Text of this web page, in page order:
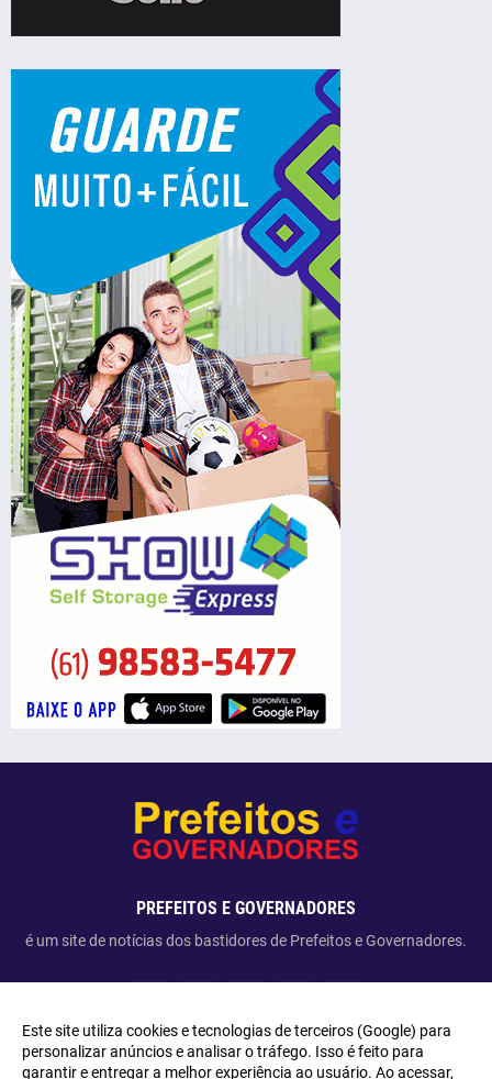
PREFEITOS E GOVERNADORES
é um site de notícias dos bastidores de Prefeitos e Governadores.
Este site utiliza cookies e tecnologias de terceiros (Google) para
personalizar anúncios e analisar o tráfego. Isso é feito para
garantir e entregar a melhor experiência ao usuário. Ao acessar,